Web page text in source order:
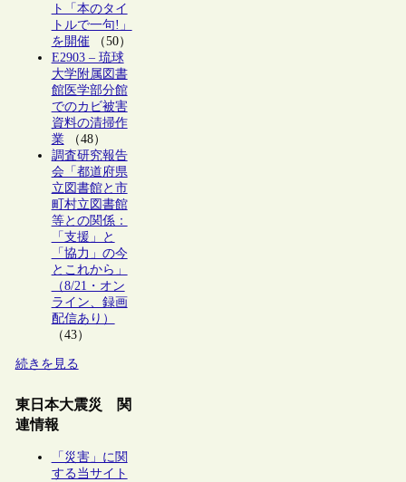
ト「本のタイ
トルで一句!」
を開催（50）
E2903 – 琉球
大学附属図書
館医学部分館
でのカビ被害
資料の清掃作
業（48）
調査研究報告
会「都道府県
立図書館と市
町村立図書館
等との関係：
「支援」と
「協力」の今
とこれから」
（8/21・オン
ライン、録画
配信あり）
（43）
続きを見る
東日本大震災 関
連情報
「災害」に関
する当サイト